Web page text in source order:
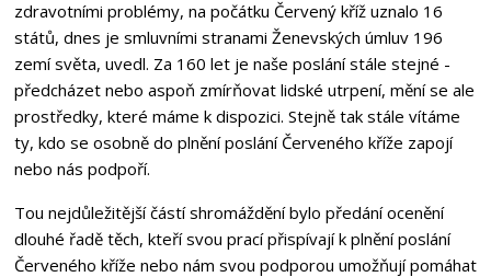
zdravotními problémy, na počátku Červený kříž uznalo 16
států, dnes je smluvními stranami Ženevských úmluv 196
zemí světa, uvedl. Za 160 let je naše poslání stále stejné -
předcházet nebo aspoň zmírňovat lidské utrpení, mění se ale
prostředky, které máme k dispozici. Stejně tak stále vítáme
ty, kdo se osobně do plnění poslání Červeného kříže zapojí
nebo nás podpoří.
Tou nejdůležitější částí shromáždění bylo předání ocenění
dlouhé řadě těch, kteří svou prací přispívají k plnění poslání
Červeného kříže nebo nám svou podporou umožňují pomáhat